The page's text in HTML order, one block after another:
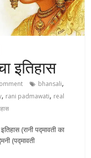
इतिहास
bhansali,
, rani padmawati, real
(रानी पद्मावती का
(पद्मावती